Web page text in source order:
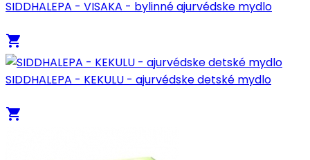
SIDDHALEPA - VISAKA - bylinné ajurvédske mydlo
local_grocery_store
SIDDHALEPA - KEKULU - ajurvédske detské mydlo
local_grocery_store